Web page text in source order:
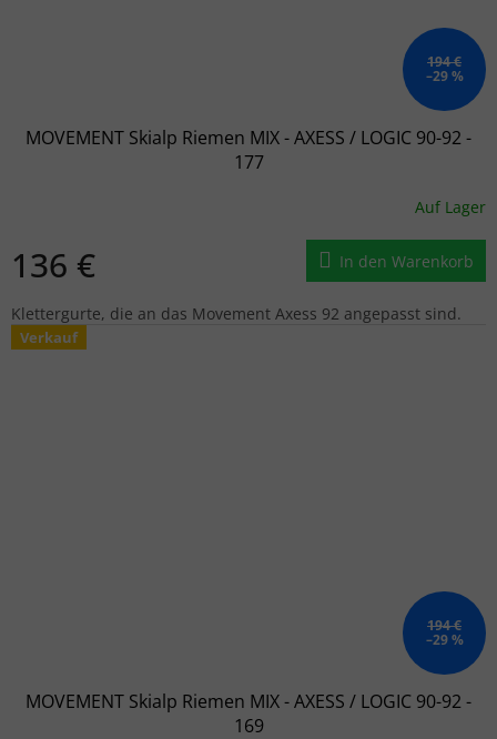
194 €
–29 %
MOVEMENT Skialp Riemen MIX - AXESS / LOGIC 90-92 -
177
Auf Lager
136 € In den Warenkorb
Klettergurte, die an das Movement Axess 92 angepasst sind.
Verkauf
194 €
–29 %
MOVEMENT Skialp Riemen MIX - AXESS / LOGIC 90-92 -
169